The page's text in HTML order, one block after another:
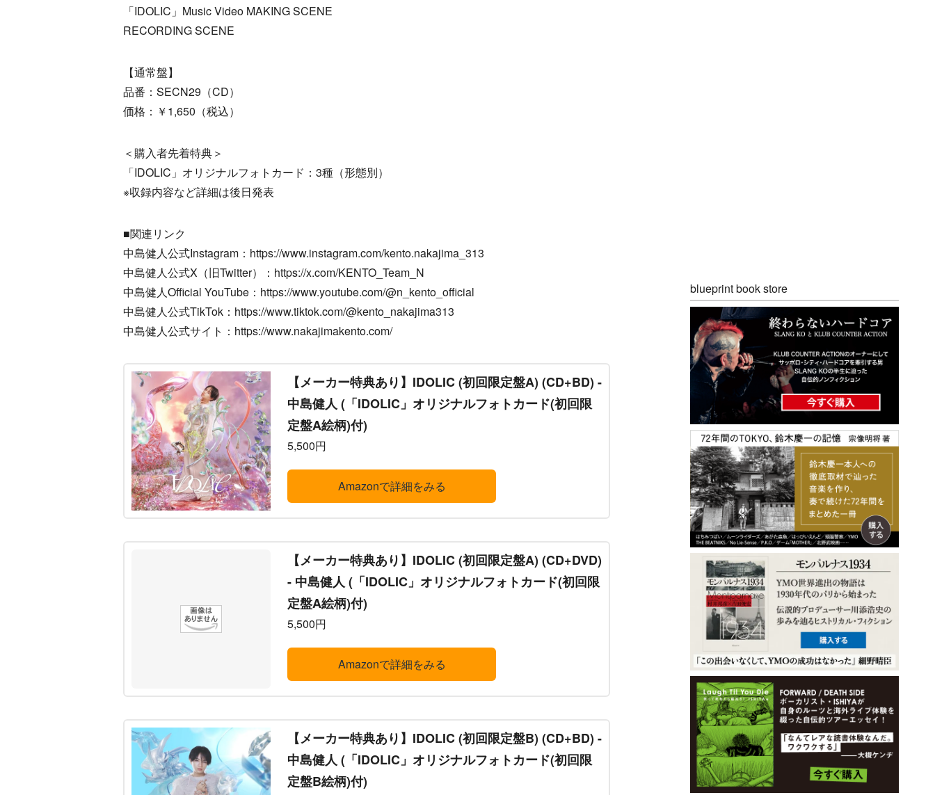
「IDOLIC」Music Video MAKING SCENE
RECORDING SCENE
【通常盤】
品番：SECN29（CD）
価格：￥1,650（税込）
＜購入者先着特典＞
「IDOLIC」オリジナルフォトカード：3種（形態別）
※収録内容など詳細は後日発表
■関連リンク
中島健人公式Instagram：https://www.instagram.com/kento.nakajima_313
中島健人公式X（旧Twitter）：https://x.com/KENTO_Team_N
中島健人Official YouTube：https://www.youtube.com/@n_kento_official
中島健人公式TikTok：https://www.tiktok.com/@kento_nakajima313
中島健人公式サイト：https://www.nakajimakento.com/
【メーカー特典あり】IDOLIC (初回限定盤A) (CD+BD) -
中島健人 (「IDOLIC」オリジナルフォトカード(初回限
定盤A絵柄)付)
5,500円
Amazonで詳細をみる
【メーカー特典あり】IDOLIC (初回限定盤A) (CD+DVD)
- 中島健人 (「IDOLIC」オリジナルフォトカード(初回限
定盤A絵柄)付)
5,500円
Amazonで詳細をみる
【メーカー特典あり】IDOLIC (初回限定盤B) (CD+BD) -
中島健人 (「IDOLIC」オリジナルフォトカード(初回限
定盤B絵柄)付)
blueprint book store